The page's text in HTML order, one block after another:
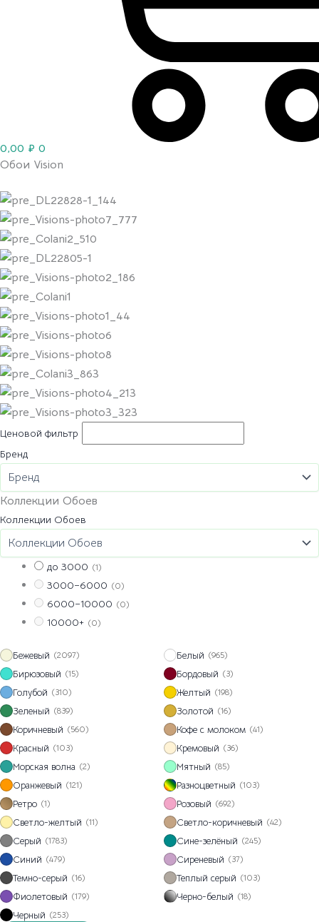
0,00 ₽ 0
Обои Vision
Ценовой фильтр
Бренд
Коллекции Обоев
Коллекции Обоев
до 3000 (1)
3000–6000 (0)
6000–10000 (0)
10000+ (0)
Бежевый (2097) Белый (965)
Бирюзовый (15) Бордовый (3)
Голубой (310) Желтый (198)
Зеленый (839) Золотой (16)
Коричневый (560) Кофе с молоком (41)
Красный (103) Кремовый (36)
Морская волна (2) Мятный (85)
Оранжевый (121) Разноцветный (103)
Ретро (1) Розовый (692)
Светло-желтый (11) Светло-коричневый (42)
Серый (1783) Сине-зелёный (245)
Синий (479) Сиреневый (37)
Темно-серый (16) Теплый серый (103)
Фиолетовый (179) Черно-белый (18)
Черный (253)